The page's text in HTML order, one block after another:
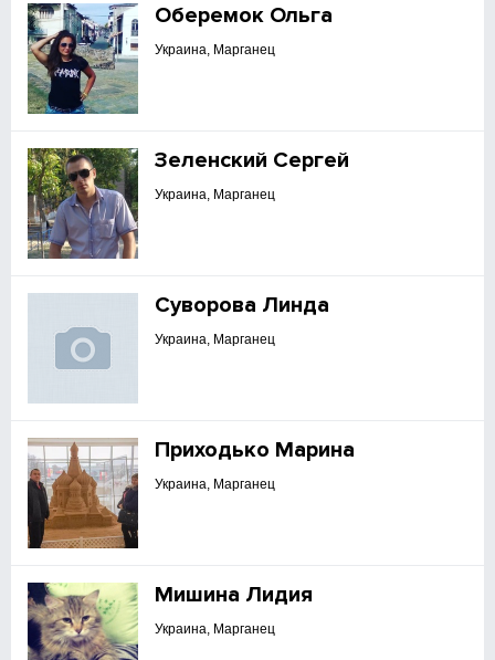
Оберемок Ольга
Украина, Марганец
Зеленский Сергей
Украина, Марганец
Суворова Линда
Украина, Марганец
Приходько Марина
Украина, Марганец
Мишина Лидия
Украина, Марганец